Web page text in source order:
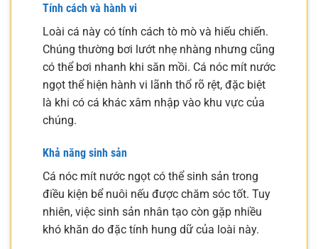
Tính cách và hành vi
Loài cá này có tính cách tò mò và hiếu chiến.
Chúng thường bơi lướt nhẹ nhàng nhưng cũng
có thể bơi nhanh khi săn mồi. Cá nóc mít nước
ngọt thể hiện hành vi lãnh thổ rõ rệt, đặc biệt
là khi có cá khác xâm nhập vào khu vực của
chúng.
Khả năng sinh sản
Cá nóc mít nước ngọt có thể sinh sản trong
điều kiện bể nuôi nếu được chăm sóc tốt. Tuy
nhiên, việc sinh sản nhân tạo còn gặp nhiều
khó khăn do đặc tính hung dữ của loài này.